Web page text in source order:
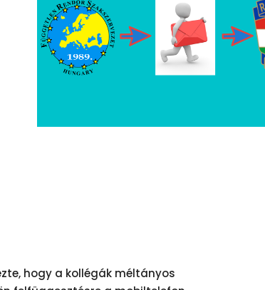
hogy a kollégák méltányos